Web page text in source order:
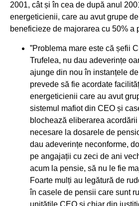
2001, cât și în cea de după anul
energeticienii, care au avut grupe
beneficieze de majorarea cu 50% a
”Problema mare este că șefii
Trufelea, nu dau adeverințe
ajunge din nou în instanțele
prevede să fie acordate
energeticienii care au avut
sistemul mafiot din CEO și
blochează eliberarea
necesare la dosarele de
dau adeverințe neconforme,
pe angajații cu zeci de ani
acum la pensie, să nu le fie
Foarte mulți au legătură de
în casele de pensii care sunt
unitățile CEO și chiar din